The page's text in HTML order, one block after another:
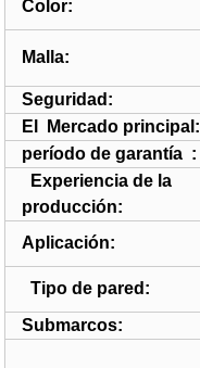
Color:
Malla:
Seguridad:
El Mercado principal:
período de garantía :
Experiencia de la
producción:
Aplicación:
Tipo de pared:
Submarcos: